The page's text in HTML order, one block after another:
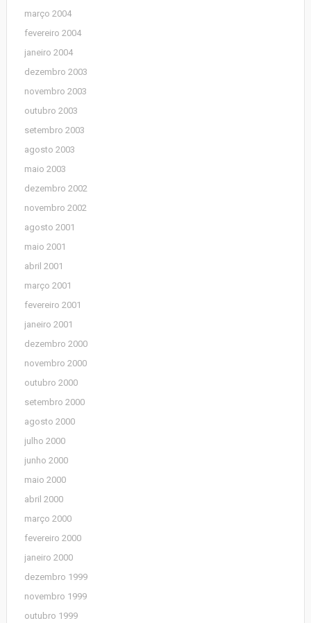
março 2004
fevereiro 2004
janeiro 2004
dezembro 2003
novembro 2003
outubro 2003
setembro 2003
agosto 2003
maio 2003
dezembro 2002
novembro 2002
agosto 2001
maio 2001
abril 2001
março 2001
fevereiro 2001
janeiro 2001
dezembro 2000
novembro 2000
outubro 2000
setembro 2000
agosto 2000
julho 2000
junho 2000
maio 2000
abril 2000
março 2000
fevereiro 2000
janeiro 2000
dezembro 1999
novembro 1999
outubro 1999